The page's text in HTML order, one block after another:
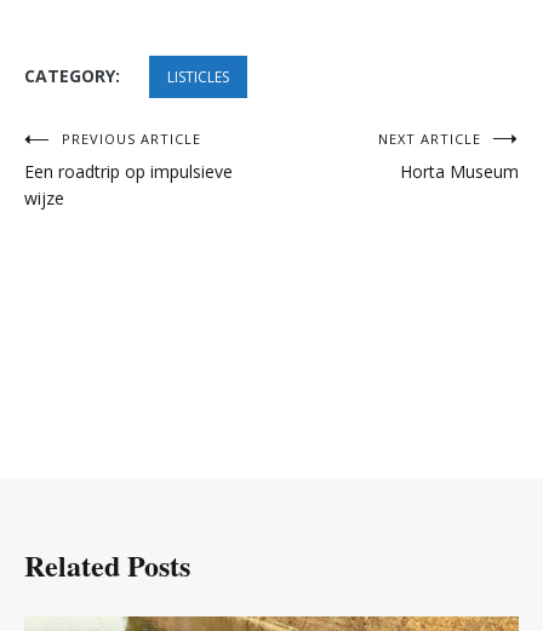
CATEGORY: LISTICLES
Post
navigation
PREVIOUS ARTICLE
Een roadtrip op impulsieve
wijze
NEXT ARTICLE
Horta Museum
Related Posts